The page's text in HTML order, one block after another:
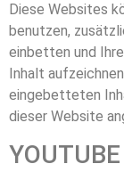
Diese Websites
benutzen,
einbetten und
Inhalt
eingebetteten
dieser Website
YOUTUBE